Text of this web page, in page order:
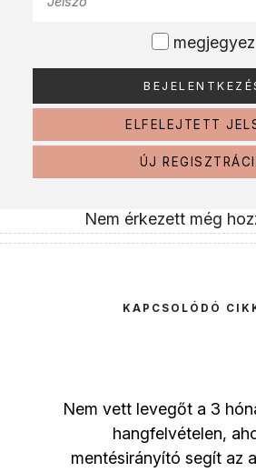
megjegyez
ELFELEJTETT
ÚJ
Nem érkezett még
KAPCSOLÓDÓ
Nem vett levegőt a 3
hangfelvételen,
mentésirányító segít az